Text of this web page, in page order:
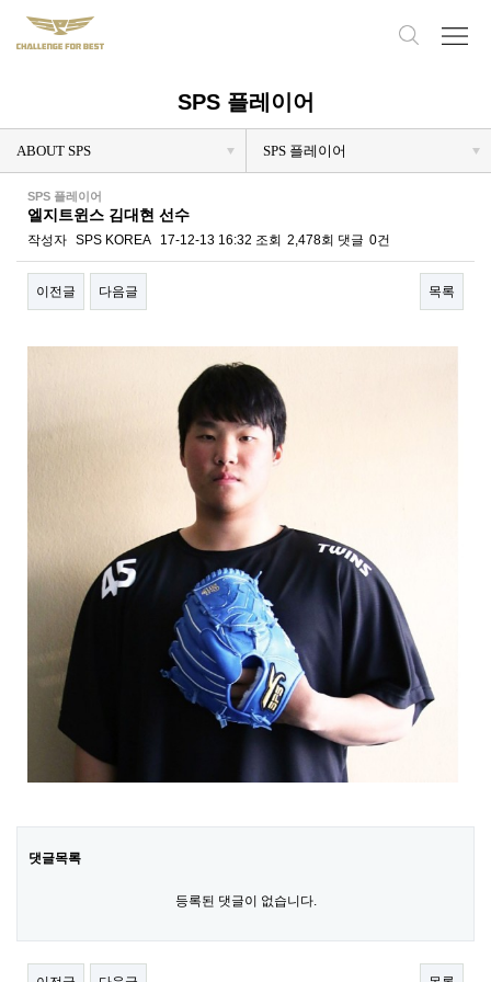
SPS 플레이어
ABOUT SPS SPS 플레이어
SPS 플레이어
엘지트윈스 김대현 선수
작성자 SPS KOREA 17-12-13 16:32 조회 2,478회 댓글 0건
이전글 다음글 목록
본문
댓글목록
등록된 댓글이 없습니다.